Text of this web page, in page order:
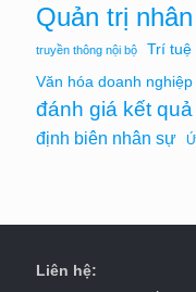
Quản trị
truyền thông nội bộ Trí tuệ
Văn hóa doanh nghiệp
đánh giá kết quả
định biên nhân sự
Liên hệ: